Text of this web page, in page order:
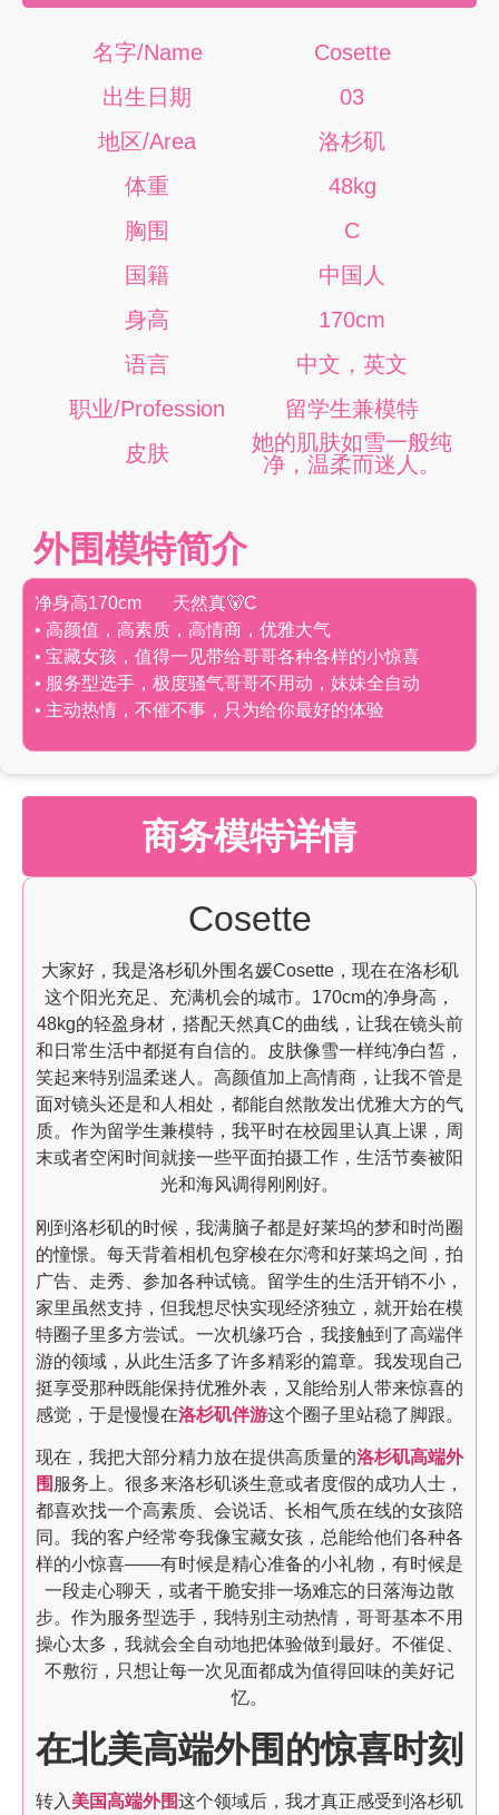
名字/Name
Cosette
出生日期
03
地区/Area
洛杉矶
体重
48kg
胸围
C
国籍
中国人
身高
170cm
语言
中文，英文
职业/Profession
留学生兼模特
皮肤
她的肌肤如雪一般纯
净，温柔而迷人。
外围模特简介
净身高170cm 天然真🐻C
• 高颜值，高素质，高情商，优雅大气
• 宝藏女孩，值得一见带给哥哥各种各样的小惊喜
• 服务型选手，极度骚气哥哥不用动，妹妹全自动
• 主动热情，不催不事，只为给你最好的体验
商务模特详情
Cosette
大家好，我是洛杉矶外围名媛Cosette，现在在洛杉矶
这个阳光充足、充满机会的城市。170cm的净身高，
48kg的轻盈身材，搭配天然真C的曲线，让我在镜头前
和日常生活中都挺有自信的。皮肤像雪一样纯净白皙，
笑起来特别温柔迷人。高颜值加上高情商，让我不管是
面对镜头还是和人相处，都能自然散发出优雅大方的气
质。作为留学生兼模特，我平时在校园里认真上课，周
末或者空闲时间就接一些平面拍摄工作，生活节奏被阳
光和海风调得刚刚好。
刚到洛杉矶的时候，我满脑子都是好莱坞的梦和时尚圈
的憧憬。每天背着相机包穿梭在尔湾和好莱坞之间，拍
广告、走秀、参加各种试镜。留学生的生活开销不小，
家里虽然支持，但我想尽快实现经济独立，就开始在模
特圈子里多方尝试。一次机缘巧合，我接触到了高端伴
游的领域，从此生活多了许多精彩的篇章。我发现自己
挺享受那种既能保持优雅外表，又能给别人带来惊喜的
感觉，于是慢慢在洛杉矶伴游这个圈子里站稳了脚跟。
现在，我把大部分精力放在提供高质量的洛杉矶高端外
围 服务上。很多来洛杉矶谈生意或者度假的成功人士，
都喜欢找一个高素质、会说话、长相气质在线的女孩陪
同。我的客户经常夸我像宝藏女孩，总能给他们各种各
样的小惊喜——有时候是精心准备的小礼物，有时候是
一段走心聊天，或者干脆安排一场难忘的日落海边散
步。作为服务型选手，我特别主动热情，哥哥基本不用
操心太多，我就会全自动地把体验做到最好。不催促、
不敷衍，只想让每一次见面都成为值得回味的美好记
忆。
在北美高端外围的惊喜时刻
转入 美国高端外围这个领域后，我才真正感受到洛杉矶